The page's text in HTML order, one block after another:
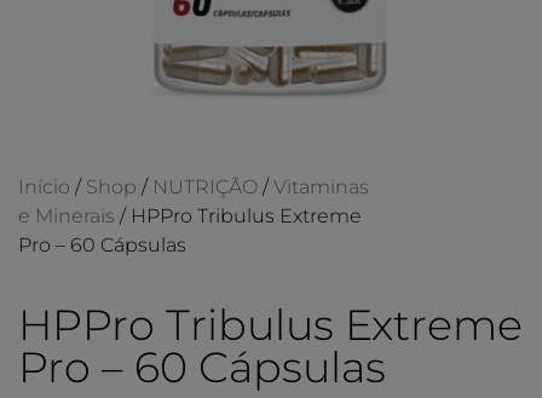
Início / Shop / NUTRIÇÃO / Vitaminas
e Minerais / HPPro Tribulus Extreme
Pro – 60 Cápsulas
HPPro Tribulus Extreme
Pro – 60 Cápsulas